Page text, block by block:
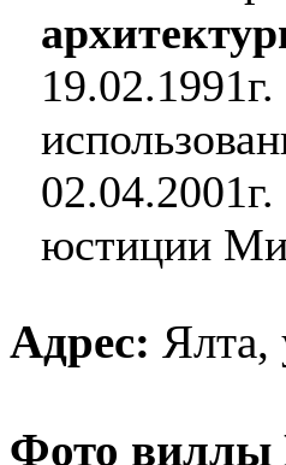
юстиции
Адрес: Ялта,
Фото